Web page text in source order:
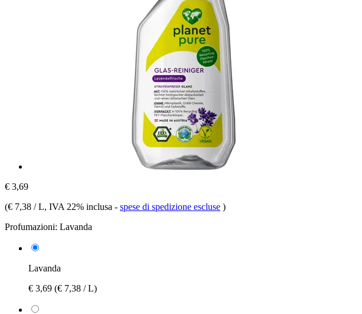
€ 3,69
(€ 7,38 / L, IVA 22% inclusa - spese di spedizione escluse )
Profumazioni: Lavanda
Lavanda
€ 3,69 (€ 7,38 / L)